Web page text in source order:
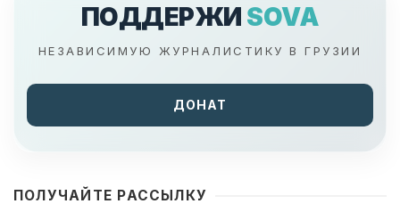
ПОДДЕРЖИ SOVA
НЕЗАВИСИМУЮ ЖУРНАЛИСТИКУ В ГРУЗИИ
ДОНАТ
ПОЛУЧАЙТЕ РАССЫЛКУ